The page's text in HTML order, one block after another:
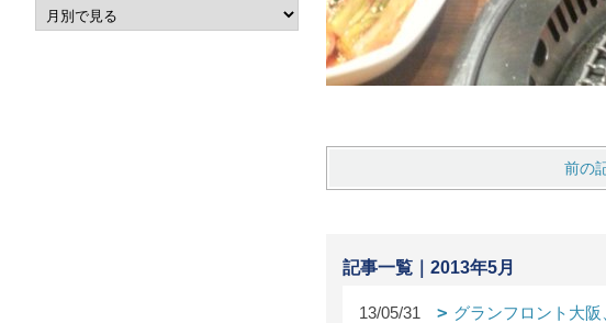
前の
記事一覧｜2013年5月
13/05/31 グランフロント大